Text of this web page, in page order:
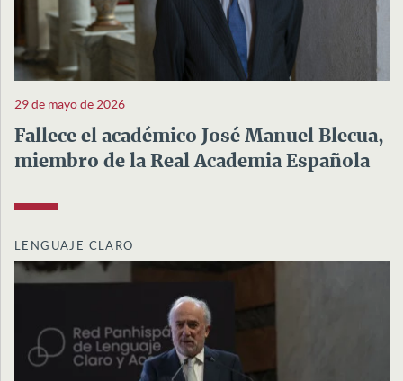
29 de mayo de 2026
Fallece el académico José Manuel Blecua,
miembro de la Real Academia Española
LENGUAJE CLARO